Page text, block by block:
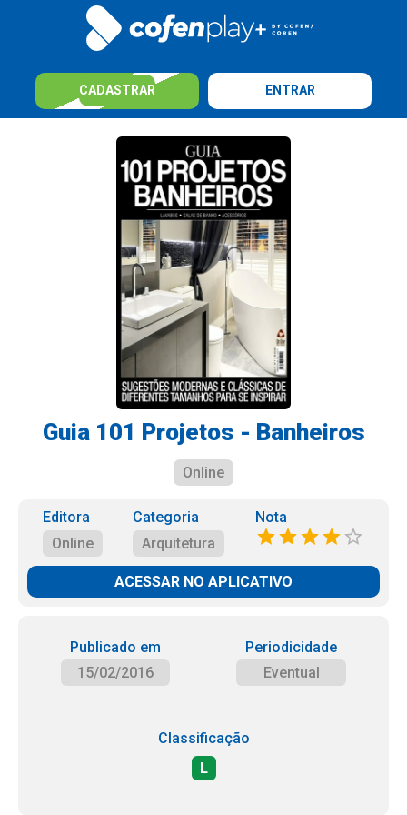
CADASTRAR ENTRAR
Guia 101 Projetos - Banheiros
Online
Editora
Online
Categoria
Arquitetura
Nota
ACESSAR NO APLICATIVO
Publicado em
15/02/2016
Periodicidade
Eventual
Classificação
L